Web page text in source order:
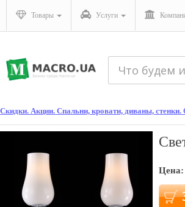
Товары Услуги
Скидки. Акции. Спальни, кровати, диваны,
Цена: